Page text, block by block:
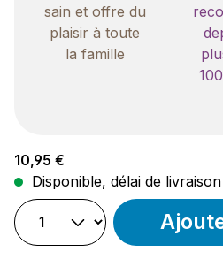
sain et offre du
plaisir à toute
la famille
Prix régulier :
10,95 €
Disponible, délai de